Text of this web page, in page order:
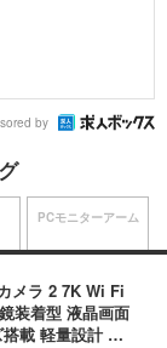
by
メラ 2 7K Wi Fi
装着型 液晶画面
載 軽量設計 簡
PCモニターアーム